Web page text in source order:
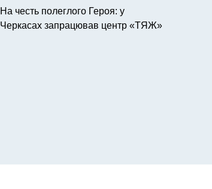
На честь полеглого Героя: у
Черкасах запрацював центр «ТЯЖ»